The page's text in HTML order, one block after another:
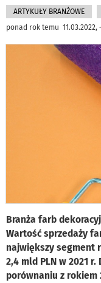
ARTYKUŁY BRANŻOWE
ponad rok temu
Branża farb
Wartość sprzedaży
największy segment
2,4 mld PLN w 2021
porównaniu z rokiem